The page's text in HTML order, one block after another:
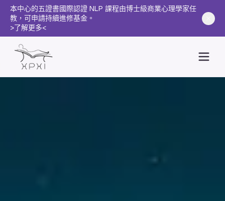
本中心的五證書國際認證 NLP 課程由博士級商業心理學家任
教，可申請持續進修基金。
>了解更多<